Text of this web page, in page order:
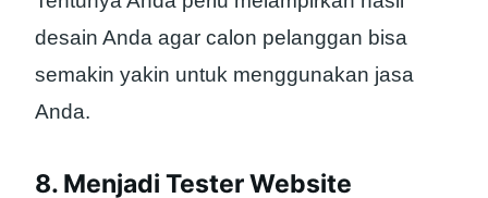
desain Anda agar calon pelanggan bisa
semakin yakin untuk menggunakan jasa
Anda.
8. Menjadi Tester Website